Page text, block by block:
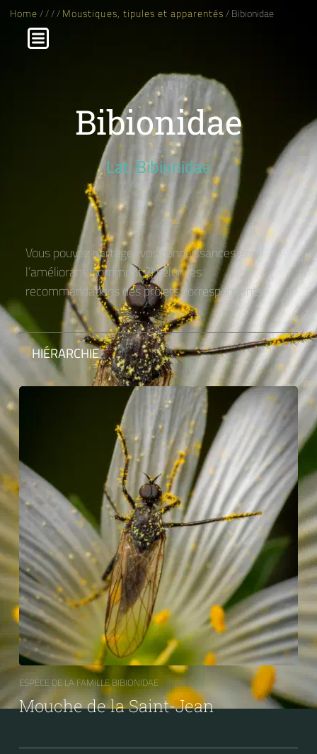
Home////Moustiques, tipules et apparentés/ Bibionidae
Bibionidae
Lat. Bibionidae
Vous pouvez partager vos connaissances en
l’améliorant (comment ?) selon les
recommandations des projets correspondants.
HIÉRARCHIE
ESPÈCE DE LA FAMILLE BIBIONIDAE
Mouche de la Saint-Jean